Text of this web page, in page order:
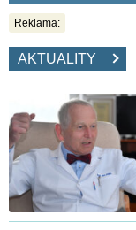
Reklama:
AKTUALITY